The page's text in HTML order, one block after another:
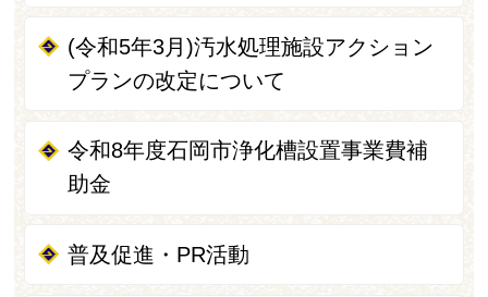
(令和5年3月)汚水処理施設アクション
プランの改定について
令和8年度石岡市浄化槽設置事業費補
助金
普及促進・PR活動